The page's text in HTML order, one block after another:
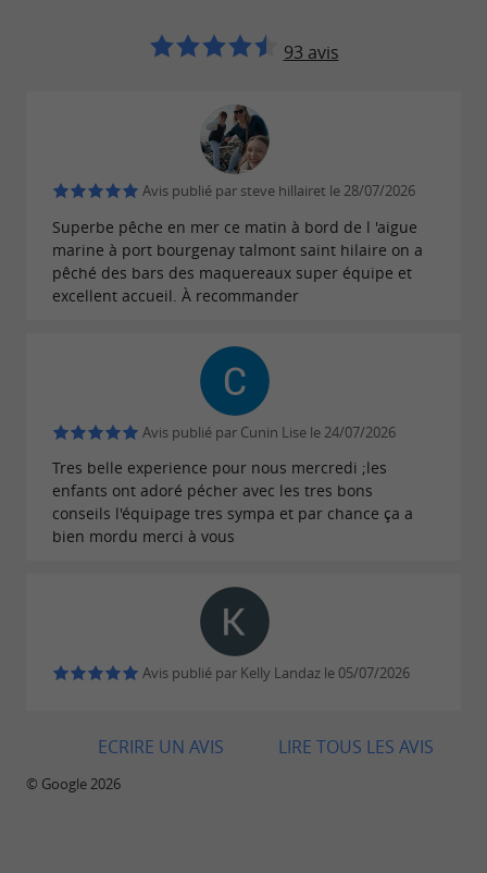
93 avis
Avis publié par steve hillairet le 28/07/2026
Superbe pêche en mer ce matin à bord de l 'aigue
marine à port bourgenay talmont saint hilaire on a
pêché des bars des maquereaux super équipe et
excellent accueil. À recommander
Avis publié par Cunin Lise le 24/07/2026
Tres belle experience pour nous mercredi ;les
enfants ont adoré pécher avec les tres bons
conseils l'équipage tres sympa et par chance ça a
bien mordu merci à vous
Avis publié par Kelly Landaz le 05/07/2026
LIRE TOUS LES AVIS
ECRIRE UN AVIS
© Google 2026